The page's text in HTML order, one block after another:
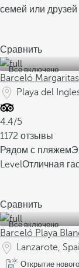
семей или друзей
Сравнить
Все включено
Barceló
Playa del
4.4/5
1172 отзывы
Рядом с пляжем
LevelОтличная
Сравнить
Все включено
Barceló Playa
Lanzarote,
Открытие